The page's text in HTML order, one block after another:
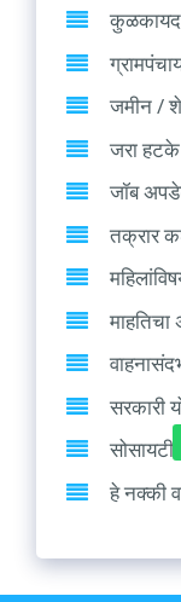
जमीन /
जरा
जॉब
तक्रार
सरकारी
हे नक्की